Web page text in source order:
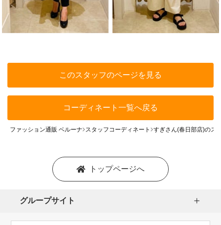
このスタッフのページを見る
コーディネート一覧へ戻る
ファッション通販 ベルーナ スタッフコーディネート すぎさん(春日部店)のス
トップページへ
グループサイト